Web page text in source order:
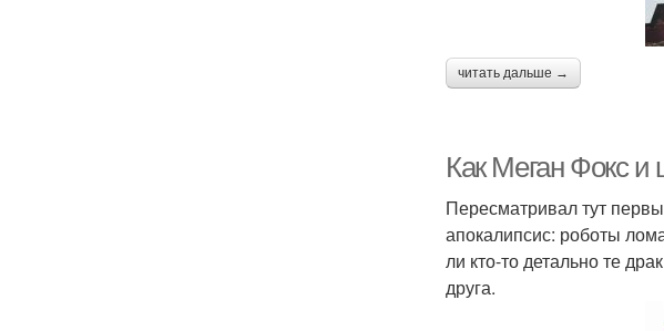
читать дальше →
Как Меган Фокс и
Пересматривал тут
апокалипсис: роботы
ли кто-то детально те
друга.